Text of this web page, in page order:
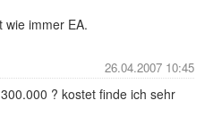
wie immer EA.
26.04.2007 10:45
? kostet finde ich sehr